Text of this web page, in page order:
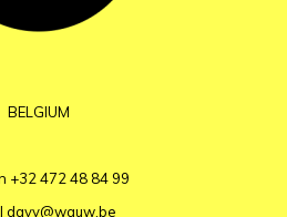
BELGIUM
+32 472 48 84 99
davy@wauw.be